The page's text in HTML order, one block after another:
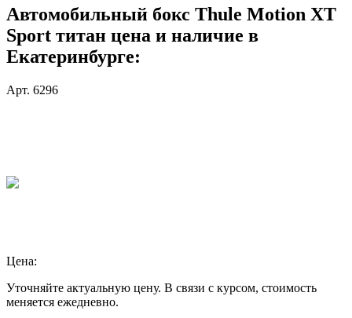
Автомобильный бокс Thule Motion XT
Sport титан цена и наличие в
Екатеринбурге:
Арт. 6296
Цена:
Уточняйте актуальную цену. В связи с курсом, стоимость
меняется ежедневно.